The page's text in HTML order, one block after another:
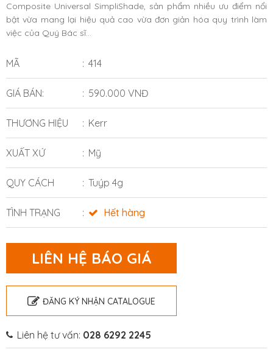
Composite Universal SimpliShade, sản phẩm nhiều ưu điểm nổi
bật vừa mang lại hiệu quả cao vừa đơn giản hóa quy trình làm
việc của Quý Bác sĩ...
MÃ 414
GIÁ BÁN: 590.000 VNĐ
THƯƠNG HIỆU Kerr
XUẤT XỨ Mỹ
QUY CÁCH Tuýp 4g
TÌNH TRẠNG Hết hàng
LIÊN HỆ BÁO GIÁ
ĐĂNG KÝ NHẬN CATALOGUE
Liên hệ tư vấn: 028 6292 2245